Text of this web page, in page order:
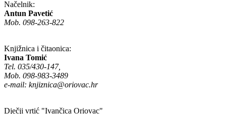
Načelnik:
Antun Pavetić
Mob. 098-263-822
Knjižnica i čitaonica:
Ivana Tomić
Tel. 035/430-147,
Mob. 098-983-3489
e-mail: knjiznica@oriovac.hr
Dječji vrtić "Ivančica Oriovac"